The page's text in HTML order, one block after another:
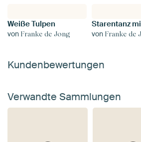
Weiße Tulpen
von Franke de Jong von Franke de
Kundenbewertungen
Verwandte Sammlungen